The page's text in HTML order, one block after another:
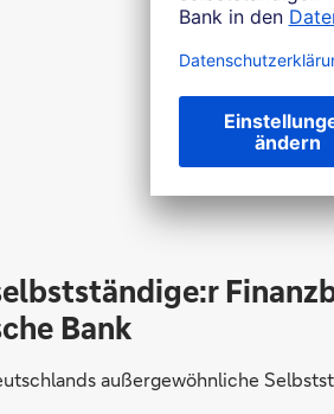
Bank
außergewöhnliche